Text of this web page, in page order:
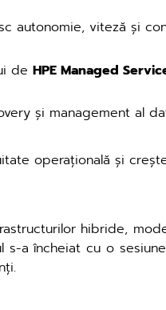
autonomie, viteză și
de HPE Managed
și management al
operațională și
hibride,
a încheiat cu o